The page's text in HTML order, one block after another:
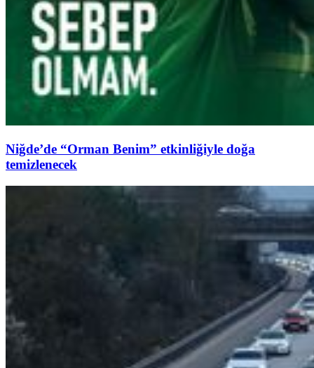
Niğde’de “Orman Benim” etkinliğiyle doğa
temizlenecek